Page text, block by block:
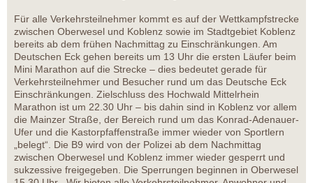
Für alle Verkehrsteilnehmer kommt es auf der Wettkampfstrecke
zwischen Oberwesel und Koblenz sowie im Stadtgebiet Koblenz
bereits ab dem frühen Nachmittag zu Einschränkungen. Am
Deutschen Eck gehen bereits um 13 Uhr die ersten Läufer beim
Mini Marathon auf die Strecke – dies bedeutet gerade für
Verkehrsteilnehmer und Besucher rund um das Deutsche Eck
Einschränkungen. Zielschluss des Hochwald Mittelrhein
Marathon ist um 22.30 Uhr – bis dahin sind in Koblenz vor allem
die Mainzer Straße, der Bereich rund um das Konrad-Adenauer-
Ufer und die Kastorpfaffenstraße immer wieder von Sportlern
„belegt“. Die B9 wird von der Polizei ab dem Nachmittag
zwischen Oberwesel und Koblenz immer wieder gesperrt und
sukzessive freigegeben. Die Sperrungen beginnen in Oberwesel